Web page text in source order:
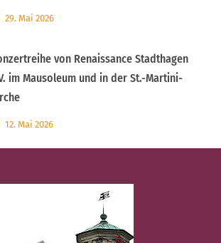
29. Mai 2026
von Renaissance Stadthagen
im Mausoleum und in der St.-Martini-
12. Mai 2026